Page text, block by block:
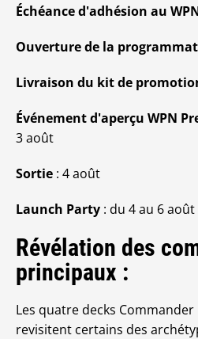
Échéance d'adhésion au
Ouverture de la
Livraison du kit de
Événement d'aperçu WPN
3 août
Sortie : 4 août
Launch Party : du 4 au 6 août
Révélation des
principaux :
Les quatre decks Commander
revisitent certains des